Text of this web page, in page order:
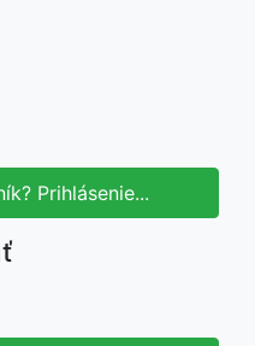
Prihlásenie...